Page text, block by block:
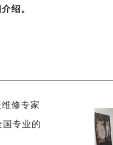
绍。
修专家
专业的